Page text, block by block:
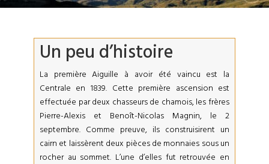
Un peu d’histoire
La première Aiguille à avoir été vaincu est la
Centrale en 1839. Cette première ascension est
effectuée par deux chasseurs de chamois, les frères
Pierre-Alexis et Benoît-Nicolas Magnin, le 2
septembre. Comme preuve, ils construisirent un
cairn et laissèrent deux pièces de monnaies sous un
rocher au sommet. L’une d’elles fut retrouvée en